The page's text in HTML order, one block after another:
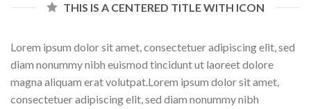
THIS IS A CENTERED TITLE WITH ICON
Lorem ipsum dolor sit amet, consectetuer adipiscing elit, sed
diam nonummy nibh euismod tincidunt ut laoreet dolore
magna aliquam erat volutpat.Lorem ipsum dolor sit amet,
consectetuer adipiscing elit, sed diam nonummy nibh